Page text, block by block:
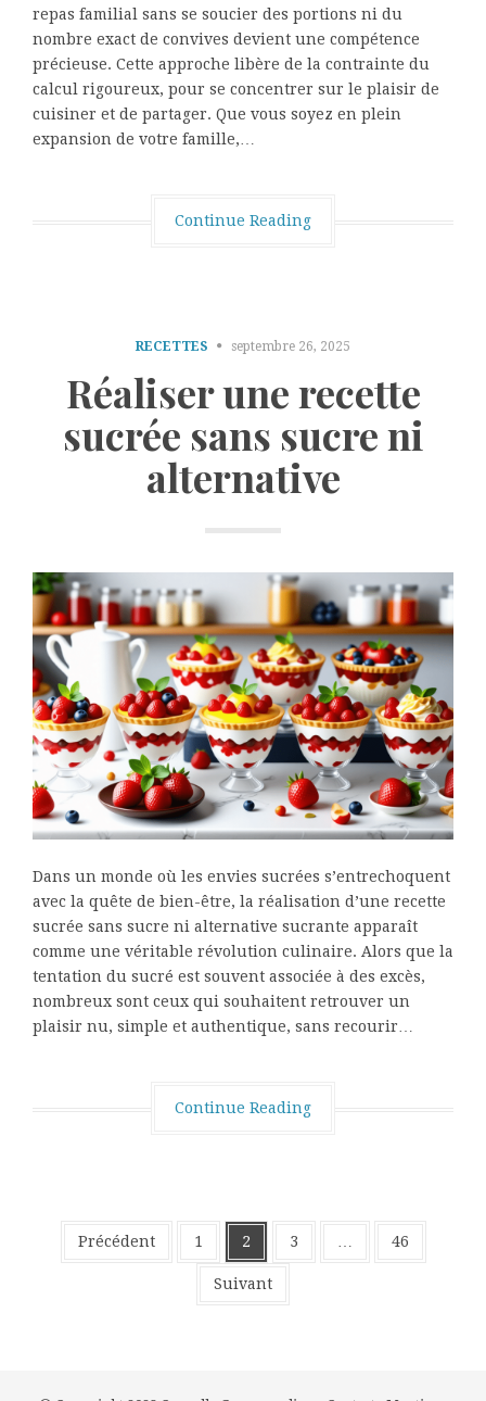
repas familial sans se soucier des portions ni du
nombre exact de convives devient une compétence
précieuse. Cette approche libère de la contrainte du
calcul rigoureux, pour se concentrer sur le plaisir de
cuisiner et de partager. Que vous soyez en plein
expansion de votre famille,…
Continue Reading
RECETTES septembre 26, 2025
Réaliser une recette
sucrée sans sucre ni
alternative
Dans un monde où les envies sucrées s’entrechoquent
avec la quête de bien-être, la réalisation d’une recette
sucrée sans sucre ni alternative sucrante apparaît
comme une véritable révolution culinaire. Alors que la
tentation du sucré est souvent associée à des excès,
nombreux sont ceux qui souhaitent retrouver un
plaisir nu, simple et authentique, sans recourir…
Continue Reading
Navigation
Précédent 1 2 3 46
Suivant